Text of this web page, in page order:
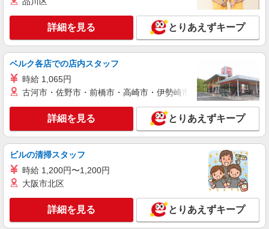
派遣社員 紹介予定派遣
株式会社シエロ
【楽天モバイル】人気機種に詳しくなれる携帯
販売
時給1650円〜1850円（経験・能力による） ※
残業代支給 ★交通費別途支給（規定あり） ゜
+゜・。○。・゜+゜・。○。・゜+゜ 入社祝い金10
ィブ支給(規定有) ★月2回払い・週払い可能（規程
有）★ ゜・。○。・゜+゜・。○。・゜+゜
福岡県福岡市博多区の楽天モバイルショップ
キープ 詳細を見る
派遣社員 紹介予定派遣
携帯販売スタッフ【softbank】
時給1400円〜1450円（経験・能力による） ※
残業代支給 ★交通費別途支給（規定あり） ゜
+゜・。○。・゜+゜・。○。・゜+゜ 入社祝い金10
万円支給(規定有) お友達を紹介頂くと, インセンテ
福岡県福岡市博多区の家電量販店
詳細を見る とりあえずキープ
ベルク各店での店内スタッフ
時給 1,065円
古河市・佐野市・前橋市・高崎市・伊勢崎市・太田市・館林市
詳細を見る とりあえずキープ
ビルの清掃スタッフ
時給 1,200円〜1,200円
大阪市北区
詳細を見る とりあえずキープ